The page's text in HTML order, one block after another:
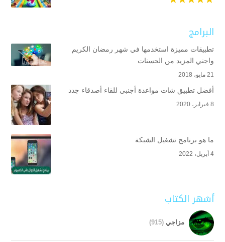
البرامج
تطبيقات مميزة استخدمها في شهر رمضان الكريم
واجني المزيد من الحسنات
21 مايو، 2018
أفضل تطبيق شات مواعدة أجنبي للقاء أصدقاء جدد
8 فبراير، 2020
ما هو برنامج تشغيل الشبكة
4 أبريل، 2022
أشهر الكتاب
مزاجي (915)